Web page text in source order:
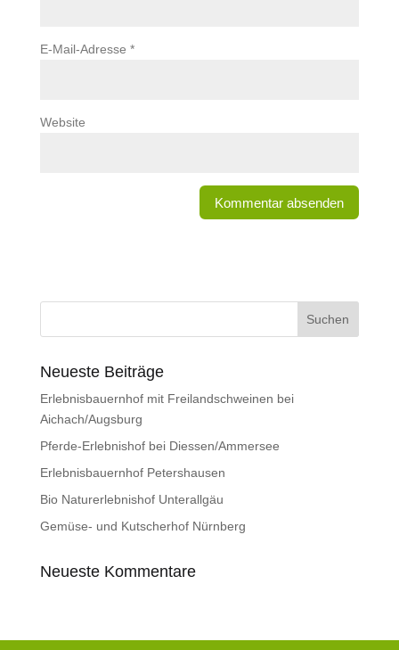
E-Mail-Adresse *
Website
Neueste Beiträge
Erlebnisbauernhof mit Freilandschweinen bei
Aichach/Augsburg
Pferde-Erlebnishof bei Diessen/Ammersee
Erlebnisbauernhof Petershausen
Bio Naturerlebnishof Unterallgäu
Gemüse- und Kutscherhof Nürnberg
Neueste Kommentare